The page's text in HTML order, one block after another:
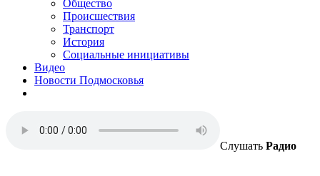
Общество
Происшествия
Транспорт
История
Социальные инициативы
Видео
Новости Подмосковья
Слушать Радио